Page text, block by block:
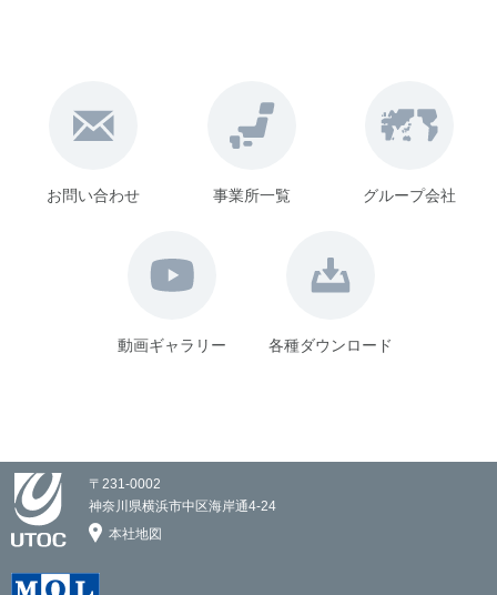
お問い合わせ 事業所一覧 グループ会社
動画ギャラリー 各種ダウンロード
〒231-0002
神奈川県横浜市中区海岸通4-24
本社地図